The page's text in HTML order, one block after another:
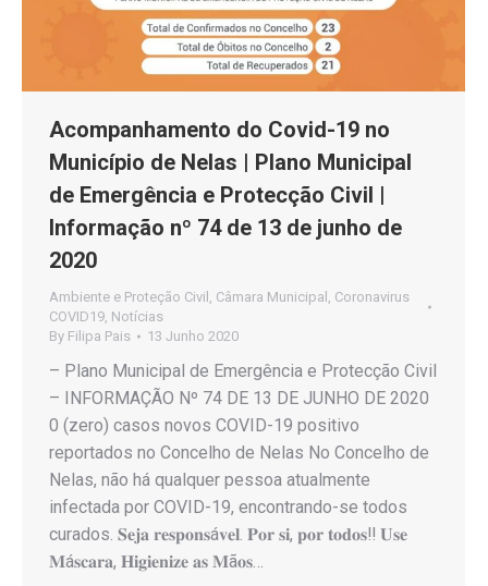
Acompanhamento do Covid-19 no
Município de Nelas | Plano Municipal
de Emergência e Protecção Civil |
Informação nº 74 de 13 de junho de
2020
Ambiente e Proteção Civil Câmara Municipal Coronavirus
COVID19 Notícias
By Filipa Pais 13 Junho 2020
– Plano Municipal de Emergência e Protecção Civil
– INFORMAÇÃO Nº 74 DE 13 DE JUNHO DE 2020
0 (zero) casos novos COVID-19 positivo
reportados no Concelho de Nelas No Concelho de
Nelas, não há qualquer pessoa atualmente
infectada por COVID-19, encontrando-se todos
curados. 𝐒𝐞𝐣𝐚 𝐫𝐞𝐬𝐩𝐨𝐧𝐬á𝐯𝐞𝐥. 𝐏𝐨𝐫 𝐬𝐢, 𝐩𝐨𝐫 𝐭𝐨𝐝𝐨𝐬‼️ 𝐔𝐬𝐞
𝐌á𝐬𝐜𝐚𝐫𝐚, 𝐇𝐢𝐠𝐢𝐞𝐧𝐢𝐳𝐞 𝐚𝐬 𝐌ã𝐨𝐬…